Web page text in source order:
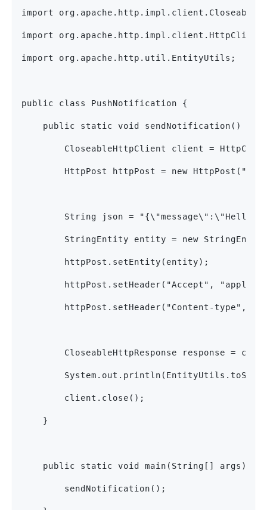
import
import
import org.apache.http.util.EntityUtils;
public class PushNotification {
    public static void sendNotification() {
CloseableHttpClient client =
HttpPost httpPost = new
String json = "{\"message\":\"Hello,
StringEntity entity = new
        httpPost.setEntity(entity);
httpPost.setHeader("Accept",
httpPost.setHeader("Content-type",
CloseableHttpResponse response =
        client.close();
    }
    public static void main(String[] args) {
        sendNotification();